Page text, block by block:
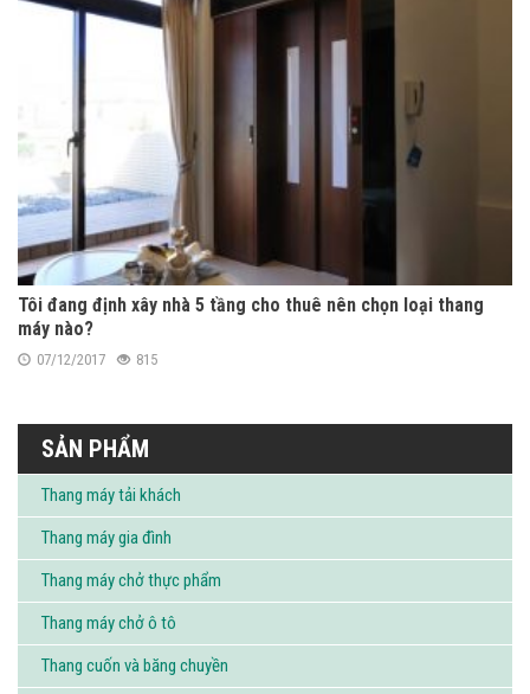
Tôi đang định xây nhà 5 tầng cho thuê nên chọn loại thang
máy nào?
07/12/2017 815
SẢN PHẨM
Thang máy tải khách
Thang máy gia đình
Thang máy chở thực phẩm
Thang máy chở ô tô
Thang cuốn và băng chuyền